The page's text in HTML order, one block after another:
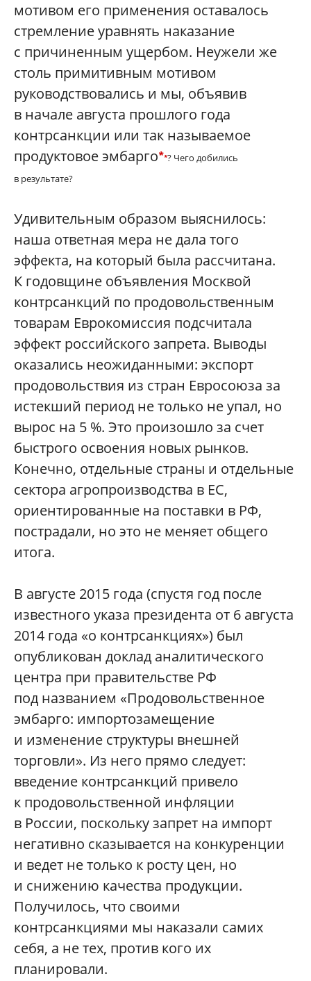
мотивом его применения оставалось
стремление уравнять наказание
с причиненным ущербом. Неужели же
столь примитивным мотивом
руководствовались и мы, объявив
в начале августа прошлого года
контрсанкции или так называемое
продуктовое эмбарго**? Чего добились
в результате?
Удивительным образом выяснилось:
наша ответная мера не дала того
эффекта, на который была рассчитана.
К годовщине объявления Москвой
контрсанкций по продовольственным
товарам Еврокомиссия подсчитала
эффект российского запрета. Выводы
оказались неожиданными: экспорт
продовольствия из стран Евросоюза за
истекший период не только не упал, но
вырос на 5 %. Это произошло за счет
быстрого освоения новых рынков.
Конечно, отдельные страны и отдельные
сектора агропроизводства в ЕС,
ориентированные на поставки в РФ,
пострадали, но это не меняет общего
итога.
В августе 2015 года (спустя год после
известного указа президента от 6 августа
2014 года «о контрсанкциях») был
опубликован доклад аналитического
центра при правительстве РФ
под названием «Продовольственное
эмбарго: импортозамещение
и изменение структуры внешней
торговли». Из него прямо следует:
введение контрсанкций привело
к продовольственной инфляции
в России, поскольку запрет на импорт
негативно сказывается на конкуренции
и ведет не только к росту цен, но
и снижению качества продукции.
Получилось, что своими
контрсанкциями мы наказали самих
себя, а не тех, против кого их
планировали.